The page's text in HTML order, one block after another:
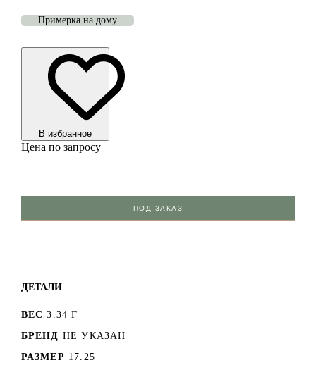
Примерка на дому
В избранноe
Цена по запросу
ПОД ЗАКАЗ
ДЕТАЛИ
ВЕС 3.34 Г
БРЕНД НЕ УКАЗАН
РАЗМЕР 17.25